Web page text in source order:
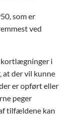
som er
ved
kortlægninger i
at der vil kunne
er opført eller
peger
tilfældene kan